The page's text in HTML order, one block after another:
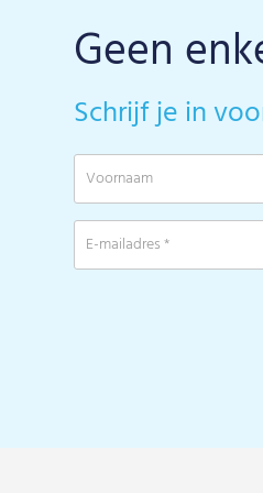
Geen
Schrijf je in